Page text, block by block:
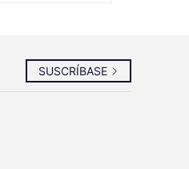
SUSCRÍBASE